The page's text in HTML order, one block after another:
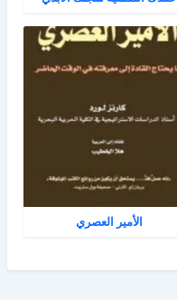
الأمير العصري